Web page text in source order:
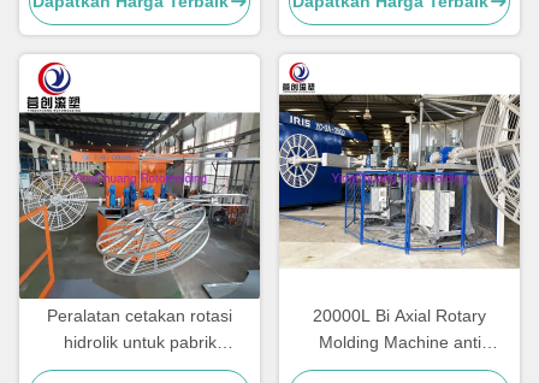
Rotomolding Carousel
Peralatan cetakan rotasi
hidrolik untuk pabrik
manufaktur
20000L Bi Axial Rotary
Molding Machine anti
deformasi Untuk Kursi